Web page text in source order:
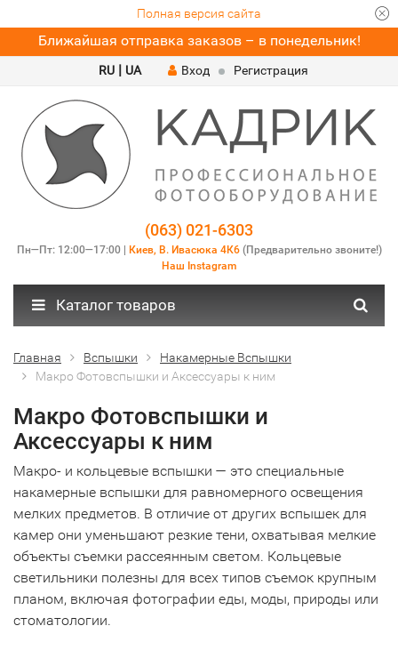
Полная версия сайта
Ближайшая отправка заказов – в понедельник!
RU | UA Вход Регистрация
(063) 021-6303
Пн—Пт: 12:00—17:00 | Киев, В. Ивасюка 4К6(Предварительно звоните!)
Наш Instagram
Каталог товаров
Главная Вспышки
Накамерные Вспышки
Макро Фотовспышки и Аксессуары к ним
Макро Фотовспышки и
Аксессуары к ним
Макро- и кольцевые вспышки — это специальные
накамерные вспышки для равномерного освещения
мелких предметов. В отличие от других вспышек для
камер они уменьшают резкие тени, охватывая мелкие
объекты съемки рассеянным светом. Кольцевые
светильники полезны для всех типов съемок крупным
планом, включая фотографии еды, моды, природы или
стоматологии.